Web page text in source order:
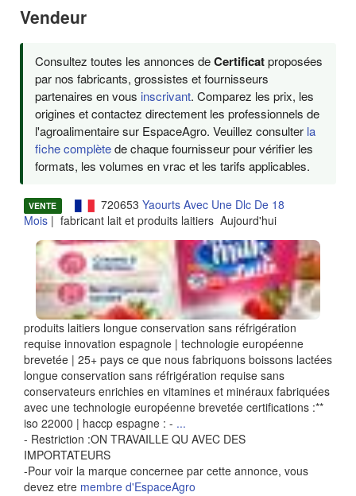
Vendeur
Consultez toutes les annonces deCertificatproposées
par nos fabricants, grossistes et fournisseurs
partenaires en vous inscrivant. Comparez les prix, les
origines et contactez directement les professionnels de
l'agroalimentaire sur EspaceAgro. Veuillez consulter la
fiche complètede chaque fournisseur pour vérifier les
formats, les volumes en vrac et les tarifs applicables.
VENTE 720653 Yaourts Avec Une Dlc De 18
Mois | fabricant lait et produits laitiers Aujourd'hui
produits laitiers longue conservation sans réfrigération
requise innovation espagnole | technologie européenne
brevetée | 25+ pays ce que nous fabriquons boissons lactées
longue conservation sans réfrigération requise sans
conservateurs enrichies en vitamines et minéraux fabriquées
avec une technologie européenne brevetée certifications :**
iso 22000 | haccp espagne : - ...
- Restriction :ON TRAVAILLE QU AVEC DES
IMPORTATEURS
-Pour voir la marque concernee par cette annonce, vous
devez etre membre d'EspaceAgro